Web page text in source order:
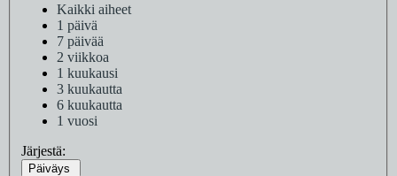
Kaikki aiheet
1 päivä
7 päivää
2 viikkoa
1 kuukausi
3 kuukautta
6 kuukautta
1 vuosi
Järjestä:
Päiväys